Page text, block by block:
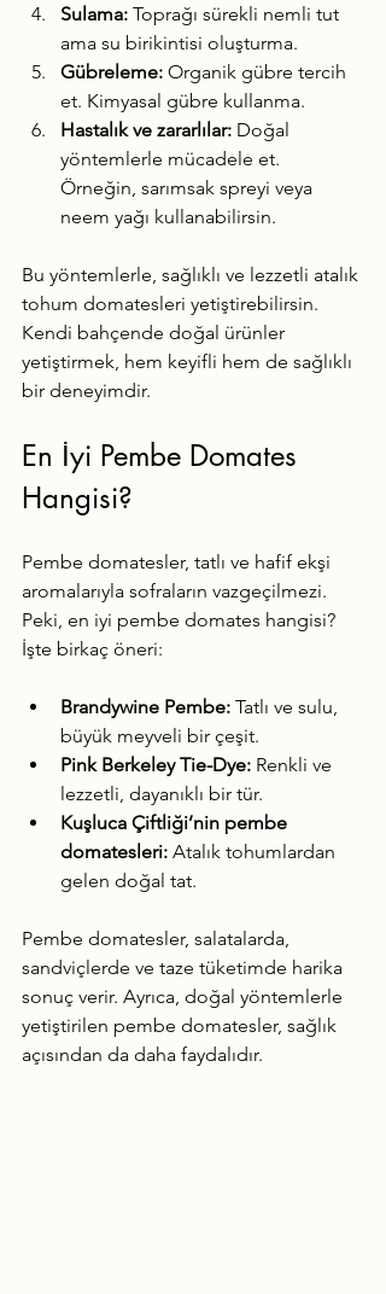
Sulama: Toprağı sürekli nemli tut
ama su birikintisi oluşturma.
Gübreleme: Organik gübre tercih
et. Kimyasal gübre kullanma.
Hastalık ve zararlılar: Doğal
yöntemlerle mücadele et.
Örneğin, sarımsak spreyi veya
neem yağı kullanabilirsin.
Bu yöntemlerle, sağlıklı ve lezzetli atalık
tohum domatesleri yetiştirebilirsin.
Kendi bahçende doğal ürünler
yetiştirmek, hem keyifli hem de sağlıklı
bir deneyimdir.
En İyi Pembe Domates
Hangisi?
Pembe domatesler, tatlı ve hafif ekşi
aromalarıyla sofraların vazgeçilmezi.
Peki, en iyi pembe domates hangisi?
İşte birkaç öneri:
Brandywine Pembe: Tatlı ve sulu,
büyük meyveli bir çeşit.
Pink Berkeley Tie-Dye: Renkli ve
lezzetli, dayanıklı bir tür.
Kuşluca Çiftliği’nin pembe
domatesleri: Atalık tohumlardan
gelen doğal tat.
Pembe domatesler, salatalarda,
sandviçlerde ve taze tüketimde harika
sonuç verir. Ayrıca, doğal yöntemlerle
yetiştirilen pembe domatesler, sağlık
açısından da daha faydalıdır.